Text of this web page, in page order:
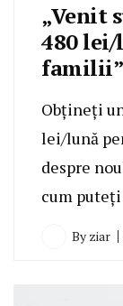
„Venit
480
familii”
Obțineți
lei/lună
despre
cum puteți
By ziar